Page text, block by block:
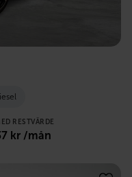
RESTVÄRDE
kr /mån